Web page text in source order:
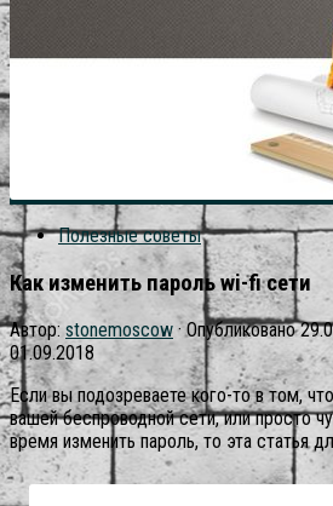
Полезные советы
Как изменить пароль wi-fi сети
Автор: stonemoscow · Опубликовано
01.09.2018
Если вы подозреваете кого-то в том,
вашей беспроводной сети, или просто
время изменить пароль, то эта статья